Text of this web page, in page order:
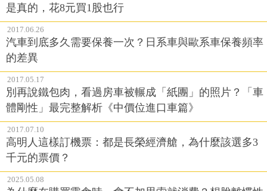
是真的，花8元買1股也行
2017.06.26
汽車到底多久需要保養一次？日系車與歐系車保養頻率
的差異
2017.05.17
別再說鐵包肉，看過房車被輾成「紙團」的照片？「車
體剛性」最完整解析《中價位進口車篇》
2017.07.10
高明人這樣訂機票：都是長榮經濟艙，為什麼該選多3
千元的票價？
2025.05.08